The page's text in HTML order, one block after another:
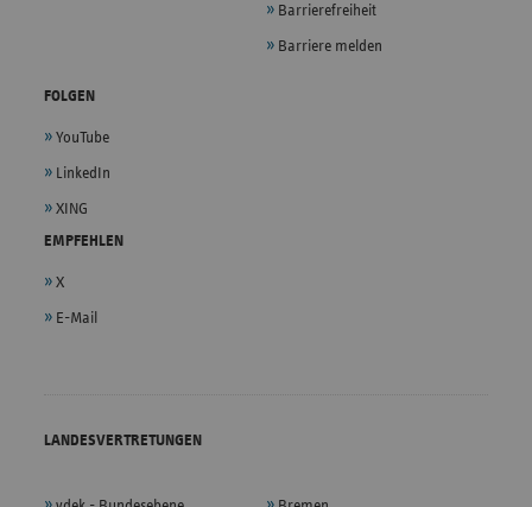
Barrierefreiheit
Barriere melden
FOLGEN
YouTube
LinkedIn
XING
EMPFEHLEN
X
E-Mail
LANDESVERTRETUNGEN